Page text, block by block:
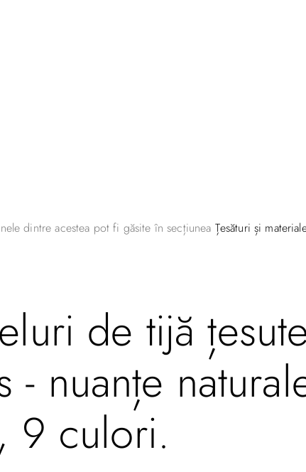
dintre acestea pot fi găsite în secțiunea Țesături și
de tijă
- nuanțe
9 culori.